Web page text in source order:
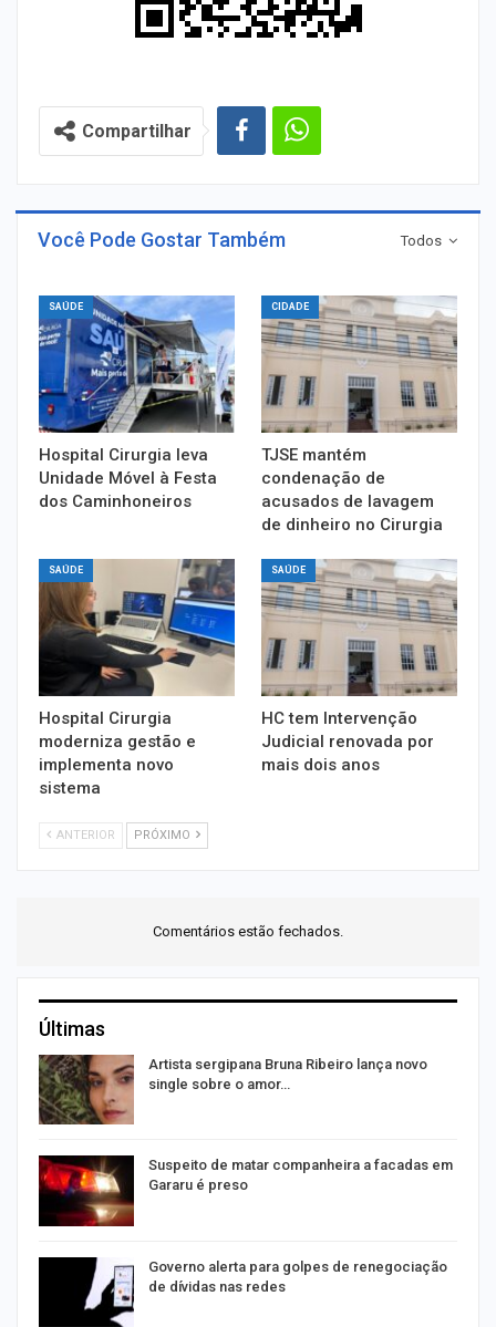
Compartilhar
Todos
Você Pode Gostar Também
SAÚDE
Hospital Cirurgia leva
Unidade Móvel à Festa
dos Caminhoneiros
CIDADE
TJSE mantém
condenação de
acusados de lavagem
de dinheiro no Cirurgia
SAÚDE
Hospital Cirurgia
moderniza gestão e
implementa novo
sistema
SAÚDE
HC tem Intervenção
Judicial renovada por
mais dois anos
ANTERIOR PRÓXIMO
Comentários estão fechados.
Últimas
Artista sergipana Bruna Ribeiro lança novo
single sobre o amor…
Suspeito de matar companheira a facadas em
Gararu é preso
Governo alerta para golpes de renegociação
de dívidas nas redes